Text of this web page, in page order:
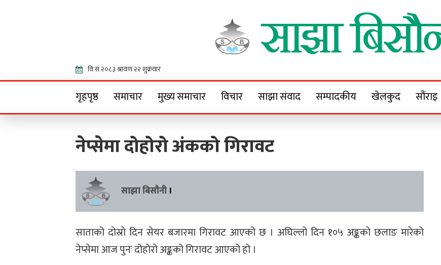
Sajha Bisaunee
गृहपृष्ठ समाचार मुख्य समाचार विचार साझा संवाद सम्पादकीय खेलकुद सौंराइ
नेप्सेमा दोहोरो अंकको गिरावट
साझा बिसौनी ।
साताको दोस्रो दिन सेयर बजारमा गिरावट आएको छ । अघिल्लो दिन १०५ अङ्कको छलाङ मारेको
नेप्सेमा आज पुनः दोहोरो अङ्कको गिरावट आएको हो ।